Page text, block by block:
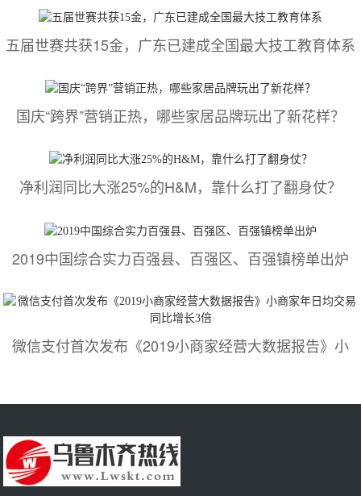
五届世赛共获15金，广东已建成全国最大技工教育体系
国庆“跨界”营销正热，哪些家居品牌玩出了新花样？
净利润同比大涨25%的H&M，靠什么打了翻身仗？
2019中国综合实力百强县、百强区、百强镇榜单出炉
微信支付首次发布《2019小商家经营大数据报告》小